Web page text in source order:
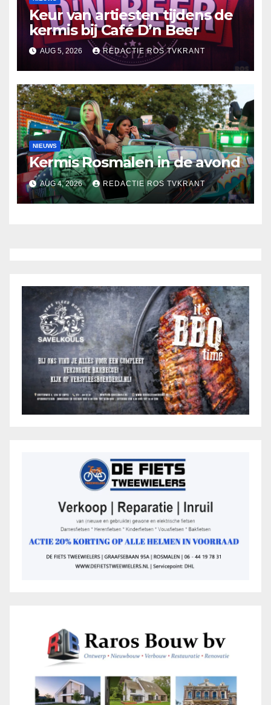
Keur van artiesten tijdens de
kermis bij Café D’n Beer
AUG 5, 2026 REDACTIE ROS TVKRANT
NIEUWS
Kermis Rosmalen in de avond
AUG 4, 2026 REDACTIE ROS TVKRANT